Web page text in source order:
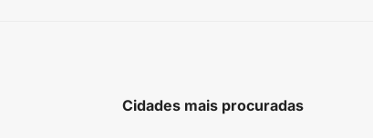
Cidades mais procuradas